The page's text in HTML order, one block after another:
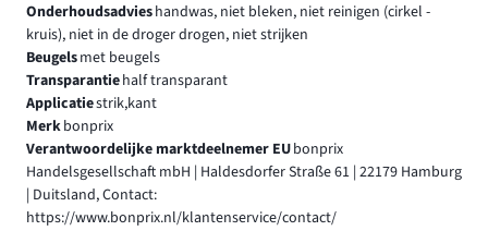
Onderhoudsadvieshandwas, niet bleken, niet reinigen (cirkel -
kruis), niet in de droger drogen, niet strijken
Beugelsmet beugels
Transparantiehalf transparant
Applicatiestrik,kant
Merkbonprix
Verantwoordelijke marktdeelnemer EUbonprix
Handelsgesellschaft mbH | Haldesdorfer Straße 61 | 22179 Hamburg
| Duitsland, Contact:
https://www.bonprix.nl/klantenservice/contact/